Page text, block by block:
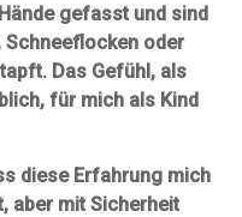
gefasst und sind
Schneeflocken oder
Das Gefühl, als
für mich als Kind
diese Erfahrung mich
aber mit Sicherheit